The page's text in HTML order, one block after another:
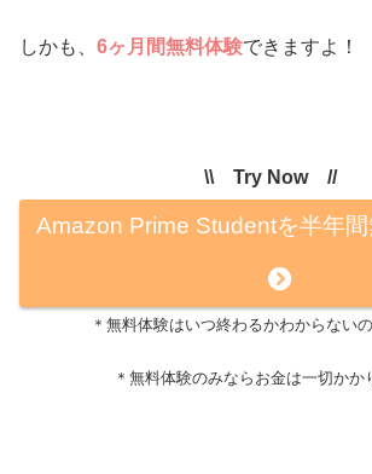
しかも、 6ヶ月間無料体験できますよ！
\\ Try Now //
Amazon Prime Studentを半年
＊無料体験はいつ終わるかわからない
＊無料体験のみならお金は一切かか